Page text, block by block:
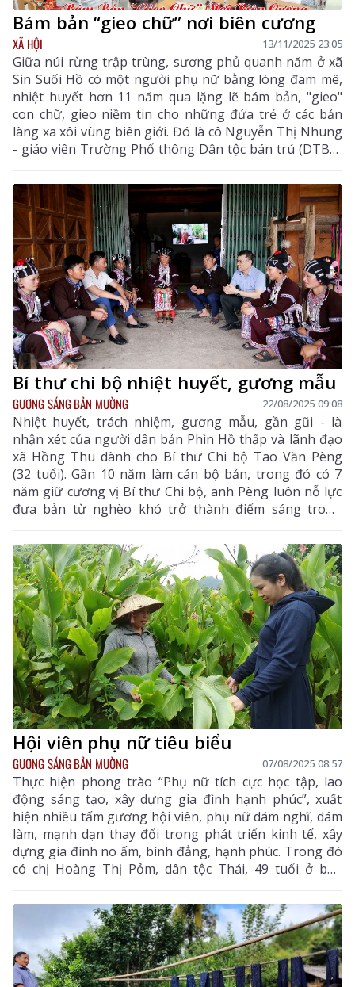
Bám bản “gieo chữ” nơi biên cương
XÃ HỘI 13/11/2025 23:05
Giữa núi rừng trập trùng, sương phủ quanh năm ở xã
Sin Suối Hồ có một người phụ nữ bằng lòng đam mê,
nhiệt huyết hơn 11 năm qua lặng lẽ bám bản, "gieo"
con chữ, gieo niềm tin cho những đứa trẻ ở các bản
làng xa xôi vùng biên giới. Đó là cô Nguyễn Thị Nhung
- giáo viên Trường Phổ thông Dân tộc bán trú (DTBT)
Tiểu học Nậm Xe (xã Sin Suối Hồ). Cô đã truyền lửa tri
thức đến với những “mầm xanh” tương lai, góp phần
không nhỏ vào sự nghiệp trồng người nơi địa đầu Tổ
quốc.
Bí thư chi bộ nhiệt huyết, gương mẫu
GƯƠNG SÁNG BẢN MƯỜNG 22/08/2025 09:08
Nhiệt huyết, trách nhiệm, gương mẫu, gần gũi - là
nhận xét của người dân bản Phìn Hồ thấp và lãnh đạo
xã Hồng Thu dành cho Bí thư Chi bộ Tao Văn Pèng
(32 tuổi). Gần 10 năm làm cán bộ bản, trong đó có 7
năm giữ cương vị Bí thư Chi bộ, anh Pèng luôn nỗ lực
đưa bản từ nghèo khó trở thành điểm sáng trong
phát triển kinh tế, gìn giữ bản sắc văn hóa dân tộc Lự.
Hội viên phụ nữ tiêu biểu
GƯƠNG SÁNG BẢN MƯỜNG 07/08/2025 08:57
Thực hiện phong trào “Phụ nữ tích cực học tập, lao
động sáng tạo, xây dựng gia đình hạnh phúc”, xuất
hiện nhiều tấm gương hội viên, phụ nữ dám nghĩ, dám
làm, mạnh dạn thay đổi trong phát triển kinh tế, xây
dựng gia đình no ấm, bình đẳng, hạnh phúc. Trong đó
có chị Hoàng Thị Pỏm, dân tộc Thái, 49 tuổi ở bản
Phiêng Đanh (xã Phong Thổ).